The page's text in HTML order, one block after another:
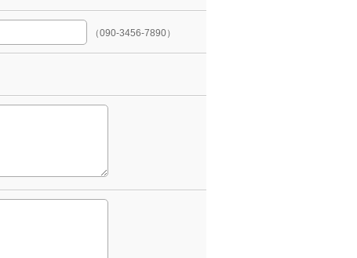
（090-3456-7890）